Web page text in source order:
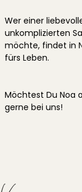
Wer einer
unkomplizierten
möchte, findet in
fürs Leben.
Möchtest Du Noa
gerne bei uns!